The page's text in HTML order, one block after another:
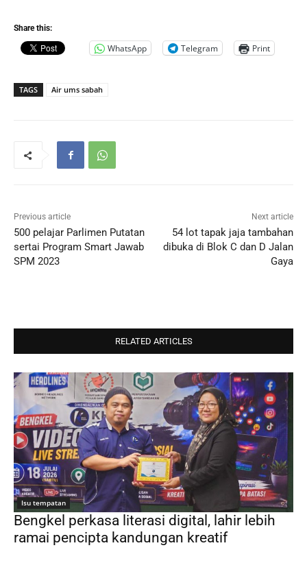
Share this:
WhatsApp Telegram Print
TAGS Air ums sabah
Previous article
500 pelajar Parlimen Putatan
sertai Program Smart Jawab
SPM 2023
Next article
54 lot tapak jaja tambahan
dibuka di Blok C dan D Jalan
Gaya
RELATED ARTICLES
Isu tempatan
Bengkel perkasa literasi digital, lahir lebih
ramai pencipta kandungan kreatif